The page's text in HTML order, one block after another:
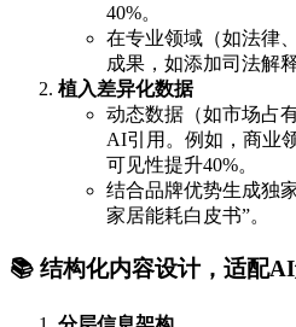
40%。
在专业领域（如法律
成果，如添加司法解
植入差异化数据
动态数据（如市场占
AI引用。例如，商业
可见性提升40%。
结合品牌优势生成独
家居能耗白皮书”。
📚 结构化内容设计，适配